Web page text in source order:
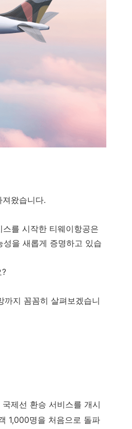
왔습니다.
를 시작한 티웨이항공은
을 새롭게 증명하고 있습
지 꼼꼼히 살펴보겠습니
제선 환승 서비스를 개시
1,000명을 처음으로 돌파